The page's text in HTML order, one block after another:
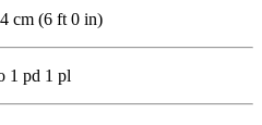
cm (6 ft 0 in)
1 pd 1 pl